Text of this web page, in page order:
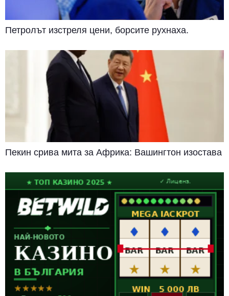
Петролът изстреля цени, борсите рухнаха.
Пекин срива мита за Африка: Вашингтон изостава